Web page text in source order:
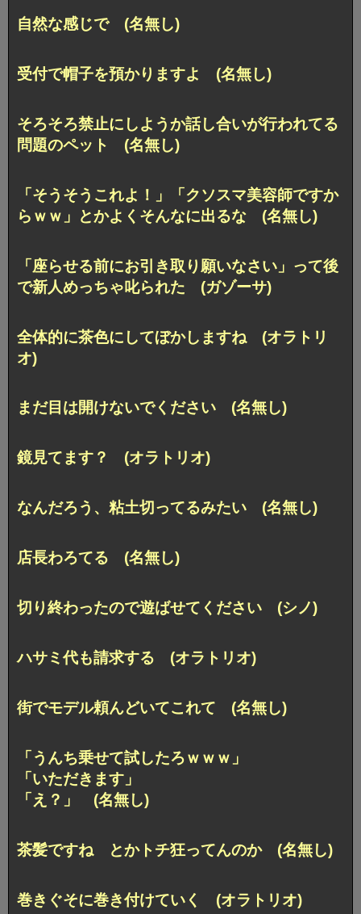
自然な感じで (名無し)
受付で帽子を預かりますよ (名無し)
そろそろ禁止にしようか話し合いが行われてる
問題のペット (名無し)
「そうそうこれよ！」「クソスマ美容師ですか
らｗｗ」とかよくそんなに出るな (名無し)
「座らせる前にお引き取り願いなさい」って後
で新人めっちゃ叱られた (ガゾーサ)
全体的に茶色にしてぼかしますね (オラトリ
オ)
まだ目は開けないでください (名無し)
鏡見てます？ (オラトリオ)
なんだろう、粘土切ってるみたい (名無し)
店長わろてる (名無し)
切り終わったので遊ばせてください (シノ)
ハサミ代も請求する (オラトリオ)
街でモデル頼んどいてこれて (名無し)
「うんち乗せて試したろｗｗｗ」
「いただきます」
「え？」 (名無し)
茶髪ですね とかトチ狂ってんのか (名無し)
巻きぐそに巻き付けていく (オラトリオ)